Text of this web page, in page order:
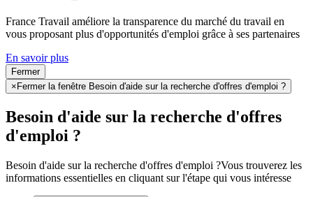
France Travail améliore la transparence du marché du travail en
vous proposant plus d'opportunités d'emploi grâce à ses partenaires
En savoir plus
Fermer
× Fermer la fenêtre Besoin d'aide sur la recherche d'offres d'emploi ?
Besoin d'aide sur la recherche d'offres
d'emploi ?
Besoin d'aide sur la recherche d'offres d'emploi ?Vous trouverez les
informations essentielles en cliquant sur l'étape qui vous intéresse